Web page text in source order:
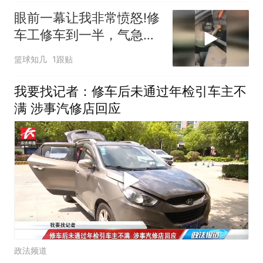
眼前一幕让我非常愤怒!修
车工修车到一半，气急败
坏的把车给我砸了
篮球知几 1跟贴
我要找记者：修车后未通过年检引车主不
满 涉事汽修店回应
政法频道